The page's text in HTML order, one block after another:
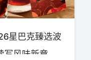
星巴克臻选波
写风味新章